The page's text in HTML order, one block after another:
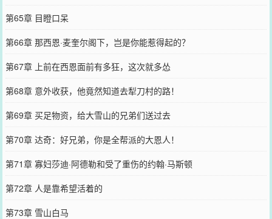
第65章 目瞪口呆
第66章 那西恩·麦奎尔阁下，岂是你能惹得起的？
第67章 上前在西恩面前有多狂，这次就多怂
第68章 意外收获，他竟然知道去犁刀村的路！
第69章 买足物资，给大雪山的兄弟们送过去
第70章 达奇：好兄弟，你是全帮派的大恩人！
第71章 寡妇莎迪·阿德勒和受了重伤的约翰·马斯顿
第72章 人是靠希望活着的
第73章 雪山白马